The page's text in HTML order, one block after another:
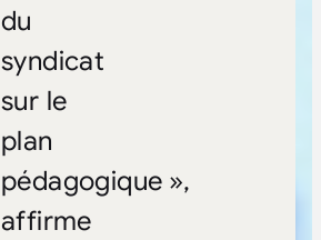
du
syndicat
sur le
plan
pédagogique »,
affirme